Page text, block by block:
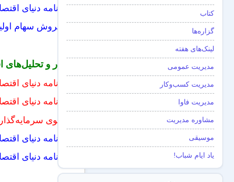
روزنامه دنیای
آیا فروش سهام
اخبار و
روزنامه دنیای
روزنامه دنیای
پرتفوی
روزنامه دنیای
روزنامه دنیای
کتاب
گزاره‌ها
لینک‌های هفته
مدیریت عمومی
مدیریت کسب‌و‌کار
مدیریت فاوا
مشاوره مدیریت
موسیقی
یاد ایام شباب!